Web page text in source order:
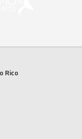
Rico